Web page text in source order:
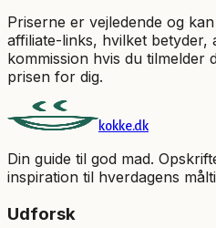
Priserne er vejledende og
affiliate-links, hvilket betyder,
kommission hvis du tilmelder
prisen for dig.
kokke.dk
Din guide til god mad.
inspiration til hverdagens
Udforsk